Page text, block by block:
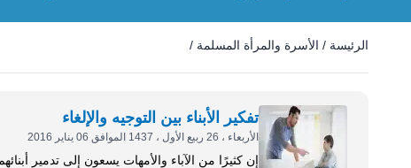
الأسرة والمرأة المسلمة
الرئيسة / الأسرة والمرأة المسلمة /
تفكير الأبناء بين التوجيه والإلغاء
الأربعاء ، 26 ربيع الأول ، 1437 الموافق 06 يناير 2016
إن كثيرًا من الآباء والأمهات يسعون إلى تدمير